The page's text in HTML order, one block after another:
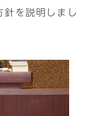
針を説明しまし